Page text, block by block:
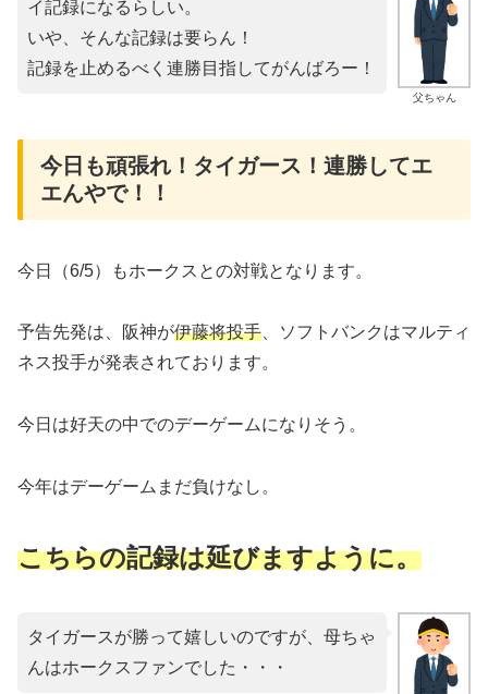
父ちゃん
イ記録になるらしい。
いや、そんな記録は要らん！
記録を止めるべく連勝目指してがんばろー！
今日も頑張れ！タイガース！連勝してエ
エんやで！！
今日（6/5）もホークスとの対戦となります。
予告先発は、阪神が伊藤将投手、ソフトバンクはマルティ
ネス投手が発表されております。
今日は好天の中でのデーゲームになりそう。
今年はデーゲームまだ負けなし。
こちらの記録は延びますように。
タイガースが勝って嬉しいのですが、母ちゃ
んはホークスファンでした・・・